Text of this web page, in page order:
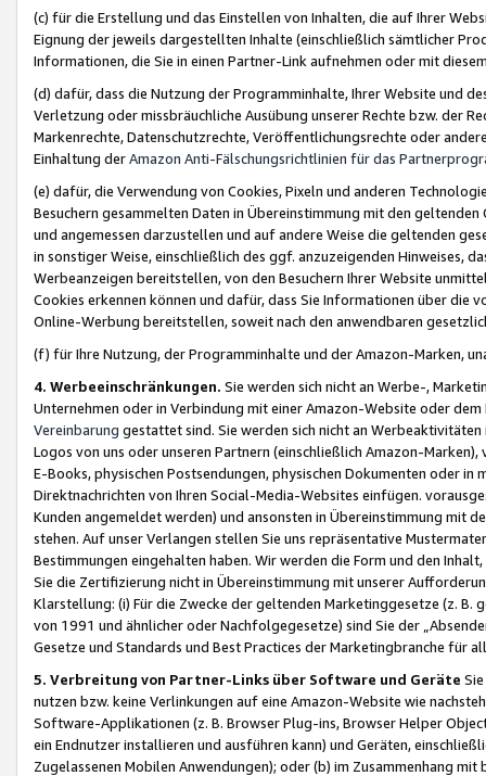
(c) für die Erstellung und das Einstellen von Inhalten, die auf Ihrer
Eignung der jeweils dargestellten Inhalte (einschließlich sämtlicher
Informationen, die Sie in einen Partner-Link aufnehmen oder mit
(d) dafür, dass die Nutzung der Programminhalte, Ihrer Website und
Verletzung oder missbräuchliche Ausübung unserer Rechte bzw. der
Markenrechte, Datenschutzrechte, Veröffentlichungsrechte oder
Einhaltung derAmazon Anti-Fälschungsrichtlinien für das
(e) dafür, die Verwendung von Cookies, Pixeln und anderen
Besuchern gesammelten Daten in Übereinstimmung mit den
und angemessen darzustellen und auf andere Weise die geltenden
in sonstiger Weise, einschließlich des ggf. anzuzeigenden Hinweises,
Werbeanzeigen bereitstellen, von den Besuchern Ihrer Website
Cookies erkennen können und dafür, dass Sie Informationen über die
Online-Werbung bereitstellen, soweit nach den anwendbaren
(f) für Ihre Nutzung, der Programminhalte und der Amazon-Marken,
4. Werbeeinschränkungen. Sie werden sich nicht an Werbe-,
Unternehmen oder in Verbindung mit einer Amazon-Website oder
Vereinbarung gestattet sind. Sie werden sich nicht an
Logos von uns oder unseren Partnern (einschließlich Amazon-
E-Books, physischen Postsendungen, physischen Dokumenten oder in
Direktnachrichten von Ihren Social-Media-Websites einfügen.
Kunden angemeldet werden) und ansonsten in Übereinstimmung mit
stehen. Auf unser Verlangen stellen Sie uns repräsentative
Bestimmungen eingehalten haben. Wir werden die Form und den
Sie die Zertifizierung nicht in Übereinstimmung mit unserer
Klarstellung: (i) Für die Zwecke der geltenden Marketinggesetze (z. B.
von 1991 und ähnlicher oder Nachfolgegesetze) sind Sie der
Gesetze und Standards und Best Practices der Marketingbranche für
5. Verbreitung von Partner-Links über Software und Geräte
nutzen bzw. keine Verlinkungen auf eine Amazon-Website wie
Software-Applikationen (z. B. Browser Plug-ins, Browser Helper
ein Endnutzer installieren und ausführen kann) und Geräten,
Zugelassenen Mobilen Anwendungen); oder (b) im Zusammenhang